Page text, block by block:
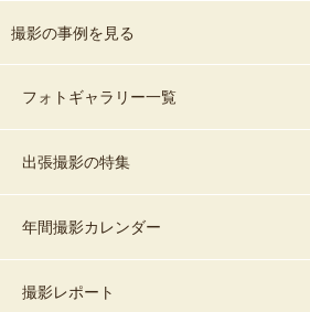
撮影の事例を見る
フォトギャラリー一覧
出張撮影の特集
年間撮影カレンダー
撮影レポート